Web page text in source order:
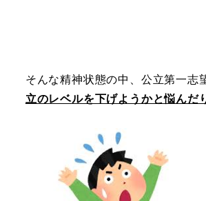
そんな精神状態の中、公立第一志
立のレベルを下げようかと悩んだ